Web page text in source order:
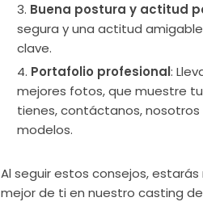
Buena postura y actitud
segura y una actitud
clave.
Portafolio profesional:
mejores fotos, que muestre
tienes, contáctanos,
modelos.
Al seguir estos consejos,
mejor de ti en nuestro casting